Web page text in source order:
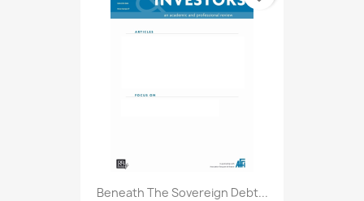
Beneath The Sovereign Debt...